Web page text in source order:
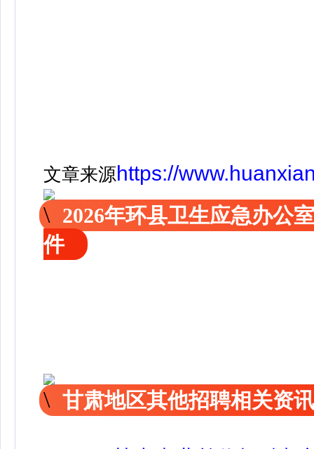
文章来源https://
2026年环县卫生应急办公
件
甘肃地区其他招聘相关资